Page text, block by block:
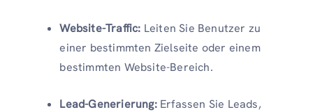
Website-Traffic: Leiten Sie Benutzer zu
einer bestimmten Zielseite oder einem
bestimmten Website-Bereich.
Lead-Generierung:Erfassen Sie Leads,